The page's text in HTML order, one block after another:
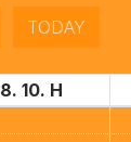
TODAY
8. 10. H